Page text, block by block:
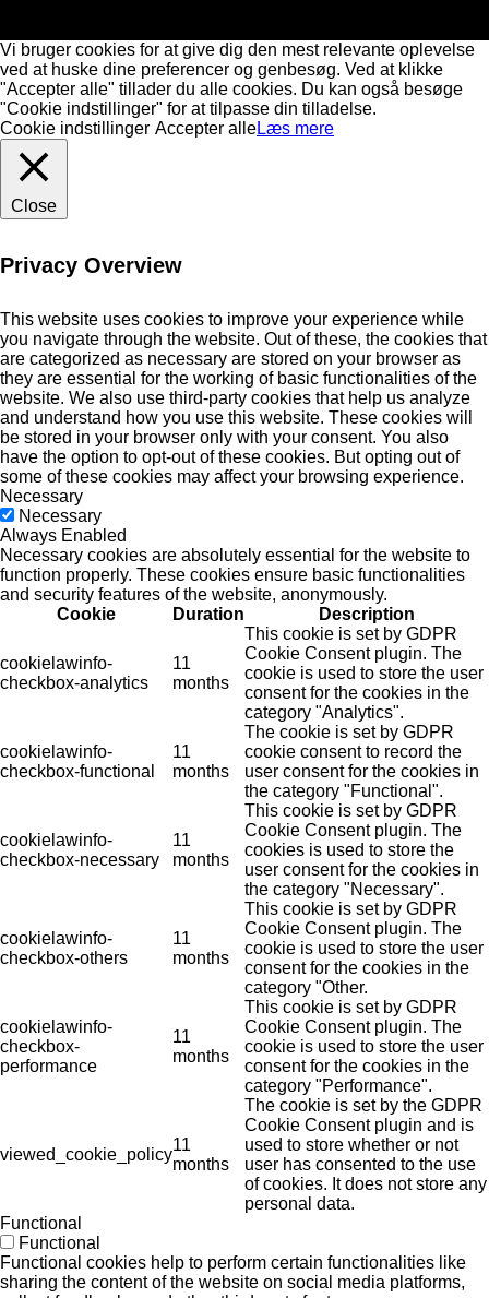
Vi bruger cookies for at give dig den mest relevante oplevelse
ved at huske dine preferencer og genbesøg. Ved at klikke
"Accepter alle" tillader du alle cookies. Du kan også besøge
"Cookie indstillinger" for at tilpasse din tilladelse.
Cookie indstillinger Accepter alleLæs mere
Close
Privacy Overview
This website uses cookies to improve your experience while
you navigate through the website. Out of these, the cookies that
are categorized as necessary are stored on your browser as
they are essential for the working of basic functionalities of the
website. We also use third-party cookies that help us analyze
and understand how you use this website. These cookies will
be stored in your browser only with your consent. You also
have the option to opt-out of these cookies. But opting out of
some of these cookies may affect your browsing experience.
Necessary
Necessary
Always Enabled
Necessary cookies are absolutely essential for the website to
function properly. These cookies ensure basic functionalities
and security features of the website, anonymously.
Cookie
Duration Description
cookielawinfo-
checkbox-analytics
11
months
This cookie is set by GDPR
Cookie Consent plugin. The
cookie is used to store the user
consent for the cookies in the
category "Analytics".
cookielawinfo-
checkbox-functional
11
months
The cookie is set by GDPR
cookie consent to record the
user consent for the cookies in
the category "Functional".
cookielawinfo-
checkbox-necessary
11
months
This cookie is set by GDPR
Cookie Consent plugin. The
cookies is used to store the
user consent for the cookies in
the category "Necessary".
cookielawinfo-
checkbox-others
11
months
This cookie is set by GDPR
Cookie Consent plugin. The
cookie is used to store the user
consent for the cookies in the
category "Other.
cookielawinfo-
checkbox-
performance
11
months
This cookie is set by GDPR
Cookie Consent plugin. The
cookie is used to store the user
consent for the cookies in the
category "Performance".
viewed_cookie_policy
11
months
The cookie is set by the GDPR
Cookie Consent plugin and is
used to store whether or not
user has consented to the use
of cookies. It does not store any
personal data.
Functional
Functional
Functional cookies help to perform certain functionalities like
sharing the content of the website on social media platforms,